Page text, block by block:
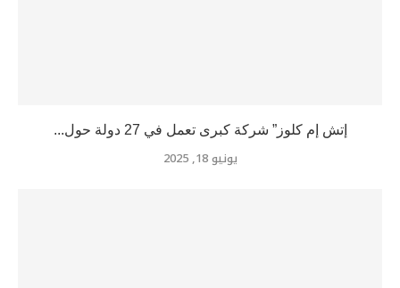
إتش إم كلوز” شركة كبرى تعمل في 27 دولة حول...
يونيو 18, 2025